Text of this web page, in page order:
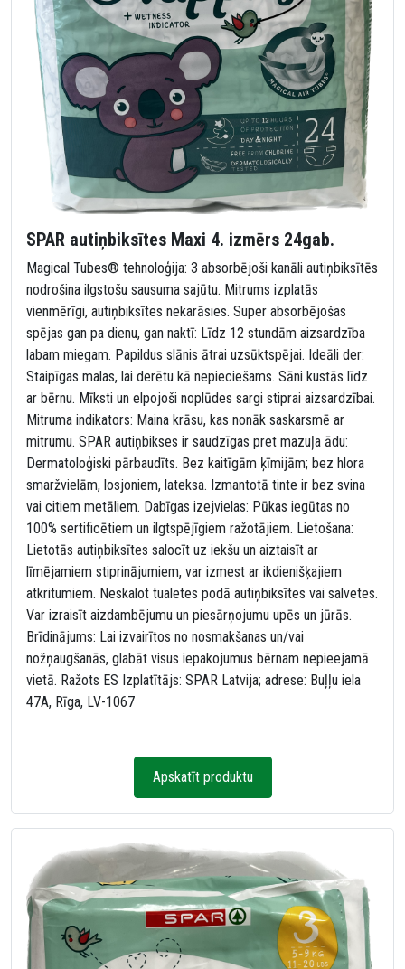
SPAR autiņbiksītes Maxi 4. izmērs 24gab.
Magical Tubes® tehnoloģija: 3 absorbējoši kanāli autiņbiksītēs
nodrošina ilgstošu sausuma sajūtu. Mitrums izplatās
vienmērīgi, autiņbiksītes nekarāsies. Super absorbējošas
spējas gan pa dienu, gan naktī: Līdz 12 stundām aizsardzība
labam miegam. Papildus slānis ātrai uzsūktspējai. Ideāli der:
Staipīgas malas, lai derētu kā nepieciešams. Sāni kustās līdz
ar bērnu. Mīksti un elpojoši noplūdes sargi stiprai aizsardzībai.
Mitruma indikators: Maina krāsu, kas nonāk saskarsmē ar
mitrumu. SPAR autiņbikses ir saudzīgas pret mazuļa ādu:
Dermatoloģiski pārbaudīts. Bez kaitīgām ķīmijām; bez hlora
smaržvielām, losjoniem, lateksa. Izmantotā tinte ir bez svina
vai citiem metāliem. Dabīgas izejvielas: Pūkas iegūtas no
100% sertificētiem un ilgtspējīgiem ražotājiem. Lietošana:
Lietotās autiņbiksītes salocīt uz iekšu un aiztaisīt ar
līmējamiem stiprinājumiem, var izmest ar ikdienišķajiem
atkritumiem. Neskalot tualetes podā autiņbiksītes vai salvetes.
Var izraisīt aizdambējumu un piesārņojumu upēs un jūrās.
Brīdinājums: Lai izvairītos no nosmakšanas un/vai
nožņaugšanās, glabāt visus iepakojumus bērnam nepieejamā
vietā. Ražots ES Izplatītājs: SPAR Latvija; adrese: Buļļu iela
47A, Rīga, LV-1067
Apskatīt produktu